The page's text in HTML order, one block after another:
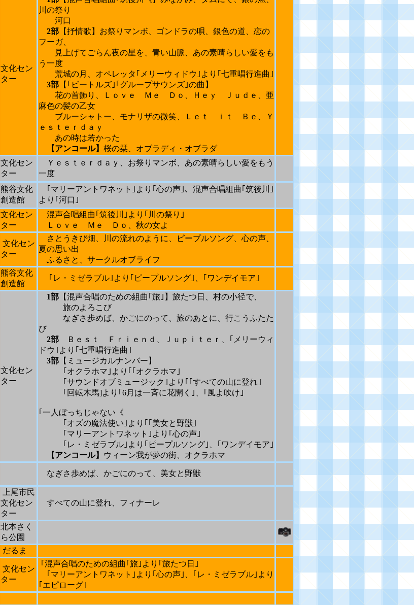
文化セン
ター
川の祭り
河口
2部 【抒情歌】お祭りマンボ、ゴンドラの唄、銀色の道、恋の
フーガ、
見上げてごらん夜の星を、青い山脈、あの素晴らしい愛をも
う一度
荒城の月、オペレッタ｢メリーウィドウ｣より｢七重唱行進曲｣
3部 【｢ビートルズ｣｢グループサウンズ｣の曲】
花の首飾り、Ｌｏｖｅ Ｍｅ Ｄｏ、Ｈｅｙ Ｊｕｄｅ、亜
麻色の髪の乙女
ブルーシャトー、モナリザの微笑、Ｌｅｔ ｉｔ Ｂｅ、Ｙ
ｅｓｔｅｒｄａｙ
あの時は若かった
【アンコール】 桜の栞、オブラディ・オブラダ
文化セン
ター
Ｙｅｓｔｅｒｄａｙ、お祭りマンボ、あの素晴らしい愛をもう
一度
熊谷文化
創造館
｢マリーアントワネット｣より｢心の声｣、混声合唱組曲｢筑後川｣
より｢河口｣
文化セン
ター
混声合唱組曲｢筑後川｣より｢川の祭り｣
Ｌｏｖｅ Ｍｅ Ｄｏ、秋の女よ
文化セン
ター
さとうきび畑、川の流れのように、ピープルソング、心の声、
夏の思い出
ふるさと、サークルオブライフ
熊谷文化
創造館
｢レ・ミゼラブル｣より｢ピープルソング｣、｢ワンデイモア｣
文化セン
ター
1部 【混声合唱のための組曲｢旅｣】旅たつ日、村の小径で、
旅のよろこび
なぎさ歩めば、かごにのって、旅のあとに、行こうふたた
び
2部 Ｂｅｓｔ Ｆｒｉｅｎｄ、Ｊｕｐｉｔｅｒ、｢メリーウィ
ドウ｣より｢七重唱行進曲｣
3部 【ミュージカルナンバー】
｢オクラホマ｣より｢｢オクラホマ｣
｢サウンドオブミュージック｣より｢｢すべての山に登れ｣
｢回転木馬]より｢ 6月は一斉に花開く｣、｢風よ吹け｣
｢一人ぼっちじゃない《
｢オズの魔法使い｣より｢｢美女と野獣｣
｢マリーアントワネット｣より｢心の声｣
｢レ・ミゼラブル｣より｢ピープルソング｣、｢ワンデイモア｣
【アンコール】
ウィーン我が夢の街、オクラホマ
なぎさ歩めば、かごにのって、美女と野獣
上尾市民
文化セン
ター
すべての山に登れ、フィナーレ
北本さく
ら公園
だるま
文化セン
ター
｢混声合唱のための組曲｢旅｣より｢旅たつ日｣
｢マリーアントワネット｣より｢心の声｣、｢レ・ミゼラブル｣より
｢エピローグ｣